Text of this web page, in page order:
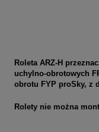
Roleta ARZ-H
uchylno-obrotowych
obrotu FYP proSky, z
Rolety nie można